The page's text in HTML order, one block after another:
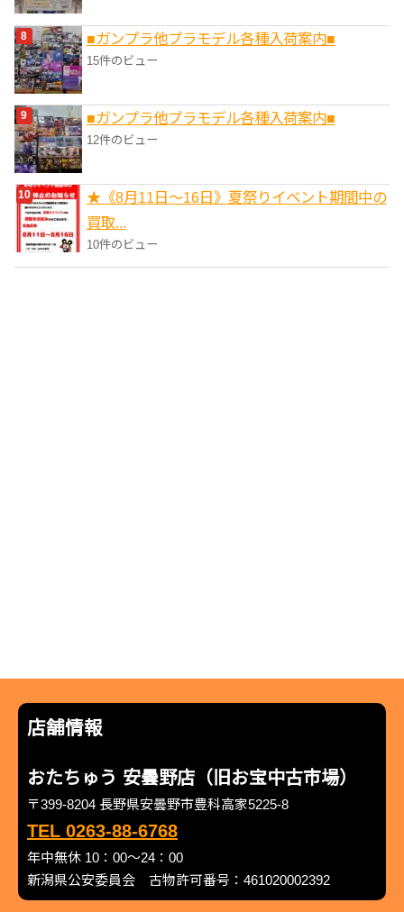
■ガンプラ他プラモデル各種入荷案内■
15件のビュー
■ガンプラ他プラモデル各種入荷案内■
12件のビュー
★《8月11日～16日》夏祭りイベント期間中の
買取...
10件のビュー
店舗情報
おたちゅう 安曇野店（旧お宝中古市場）
〒399-8204 長野県安曇野市豊科高家5225-8
TEL 0263-88-6768
年中無休 10：00～24：00
新潟県公安委員会 古物許可番号：461020002392